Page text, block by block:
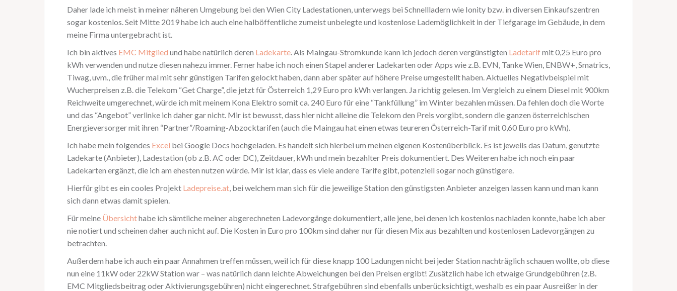
Daher lade ich meist in meiner näheren Umgebung bei den Wien City Ladestationen, unterwegs bei Schnellladern wie Ionity bzw. in diversen Einkaufszentren
sogar kostenlos. Seit Mitte 2019 habe ich auch eine halböffentliche zumeist unbelegte und kostenlose Lademöglichkeit in der Tiefgarage im Gebäude, in dem
meine Firma untergebracht ist.
Ich bin aktives EMC Mitglied und habe natürlich deren Ladekarte. Als Maingau-Stromkunde kann ich jedoch deren vergünstigten Ladetarif mit 0,25 Euro pro
kWh verwenden und nutze diesen nahezu immer. Ferner habe ich noch einen Stapel anderer Ladekarten oder Apps wie z.B. EVN, Tanke Wien, ENBW+, Smatrics,
Tiwag, uvm., die früher mal mit sehr günstigen Tarifen gelockt haben, dann aber später auf höhere Preise umgestellt haben. Aktuelles Negativbeispiel mit
Wucherpreisen z.B. die Telekom “Get Charge”, die jetzt für Österreich 1,29 Euro pro kWh verlangen. Ja richtig gelesen. Im Vergleich zu einem Diesel mit 900km
Reichweite umgerechnet, würde ich mit meinem Kona Elektro somit ca. 240 Euro für eine “Tankfüllung” im Winter bezahlen müssen. Da fehlen doch die Worte
und das “Angebot” verlinke ich daher gar nicht. Mir ist bewusst, dass hier nicht alleine die Telekom den Preis vorgibt, sondern die ganzen österreichischen
Energieversorger mit ihren “Partner”/Roaming-Abzocktarifen (auch die Maingau hat einen etwas teureren Österreich-Tarif mit 0,60 Euro pro kWh).
Ich habe mein folgendes Excel bei Google Docs hochgeladen. Es handelt sich hierbei um meinen eigenen Kostenüberblick. Es ist jeweils das Datum, genutzte
Ladekarte (Anbieter), Ladestation (ob z.B. AC oder DC), Zeitdauer, kWh und mein bezahlter Preis dokumentiert. Des Weiteren habe ich noch ein paar
Ladekarten ergänzt, die ich am ehesten nutzen würde. Mir ist klar, dass es viele andere Tarife gibt, potenziell sogar noch günstigere.
Hierfür gibt es ein cooles Projekt Ladepreise.at, bei welchem man sich für die jeweilige Station den günstigsten Anbieter anzeigen lassen kann und man kann
sich dann etwas damit spielen.
Für meine Übersichthabe ich sämtliche meiner abgerechneten Ladevorgänge dokumentiert, alle jene, bei denen ich kostenlos nachladen konnte, habe ich aber
nie notiert und scheinen daher auch nicht auf. Die Kosten in Euro pro 100km sind daher nur für diesen Mix aus bezahlten und kostenlosen Ladevorgängen zu
betrachten.
Außerdem habe ich auch ein paar Annahmen treffen müssen, weil ich für diese knapp 100 Ladungen nicht bei jeder Station nachträglich schauen wollte, ob diese
nun eine 11kW oder 22kW Station war – was natürlich dann leichte Abweichungen bei den Preisen ergibt! Zusätzlich habe ich etwaige Grundgebühren (z.B.
EMC Mitgliedsbeitrag oder Aktivierungsgebühren) nicht eingerechnet. Strafgebühren sind ebenfalls unberücksichtigt, weshalb es ein paar Ausreißer in der